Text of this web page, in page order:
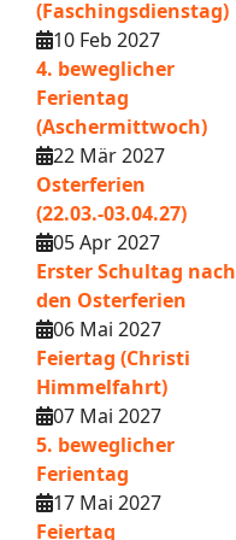
(Faschingsdienstag)
10 Feb 2027
4. beweglicher
Ferientag
(Aschermittwoch)
22 Mär 2027
Osterferien
(22.03.-03.04.27)
05 Apr 2027
Erster Schultag nach
den Osterferien
06 Mai 2027
Feiertag (Christi
Himmelfahrt)
07 Mai 2027
5. beweglicher
Ferientag
17 Mai 2027
Feiertag